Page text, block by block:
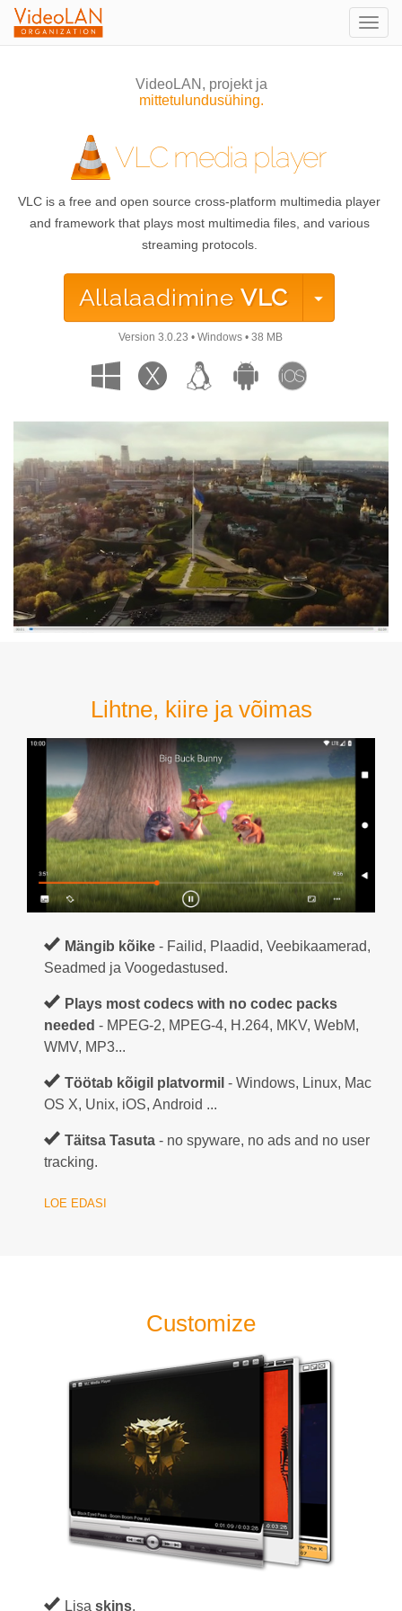
VideoLAN, projekt ja
mittetulundusühing.
VLC media player
VLC is a free and open source cross-platform multimedia player
and framework that plays most multimedia files, and various
streaming protocols.
AllalaadimineVLC
Version 3.0.23 • Windows • 38 MB
Lihtne, kiire ja võimas
Mängib kõike - Failid, Plaadid, Veebikaamerad,
Seadmed ja Voogedastused.
Plays most codecs with no codec packs
needed - MPEG-2, MPEG-4, H.264, MKV, WebM,
WMV, MP3...
Töötab kõigil platvormil - Windows, Linux, Mac
OS X, Unix, iOS, Android ...
Täitsa Tasuta - no spyware, no ads and no user
tracking.
LOE EDASI
Customize
Lisa skins.